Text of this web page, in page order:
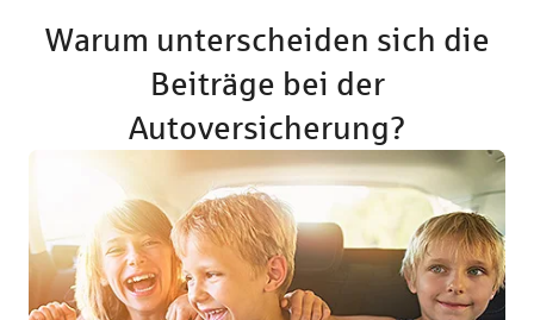
Warum unterscheiden sich die
Beiträge bei der
Autoversicherung?